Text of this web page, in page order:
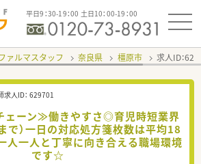
平日9：30-19：00 土日10：00-19：00
ァルマスタッフ 奈良県 橿原市 求人ID：
求人ID： 629701
ェーン≫働きやすさ◎育児時短業界
で）一日の対応処方箋枚数は平均18
人一人と丁寧に向き合える職場環境
です☆